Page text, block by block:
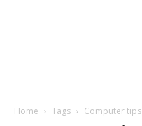
Home Tags Computer tips